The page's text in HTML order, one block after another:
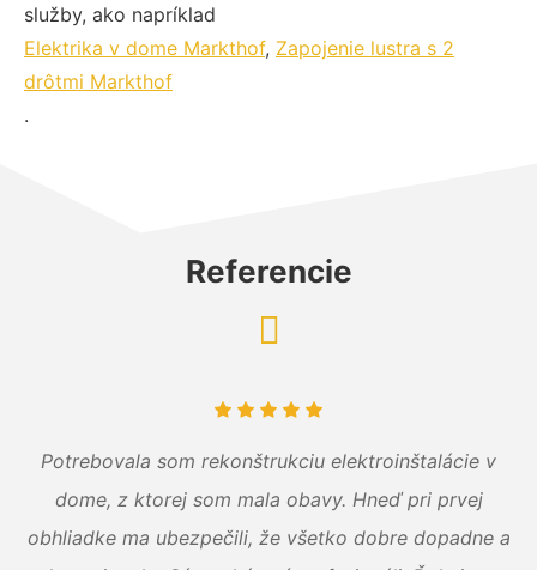
služby, ako napríklad
Elektrika v dome Markthof, Zapojenie lustra s 2
drôtmi Markthof
.
Referencie
Potrebovala som rekonštrukciu elektroinštalácie v
dome, z ktorej som mala obavy. Hneď pri prvej
obhliadke ma ubezpečili, že všetko dobre dopadne a